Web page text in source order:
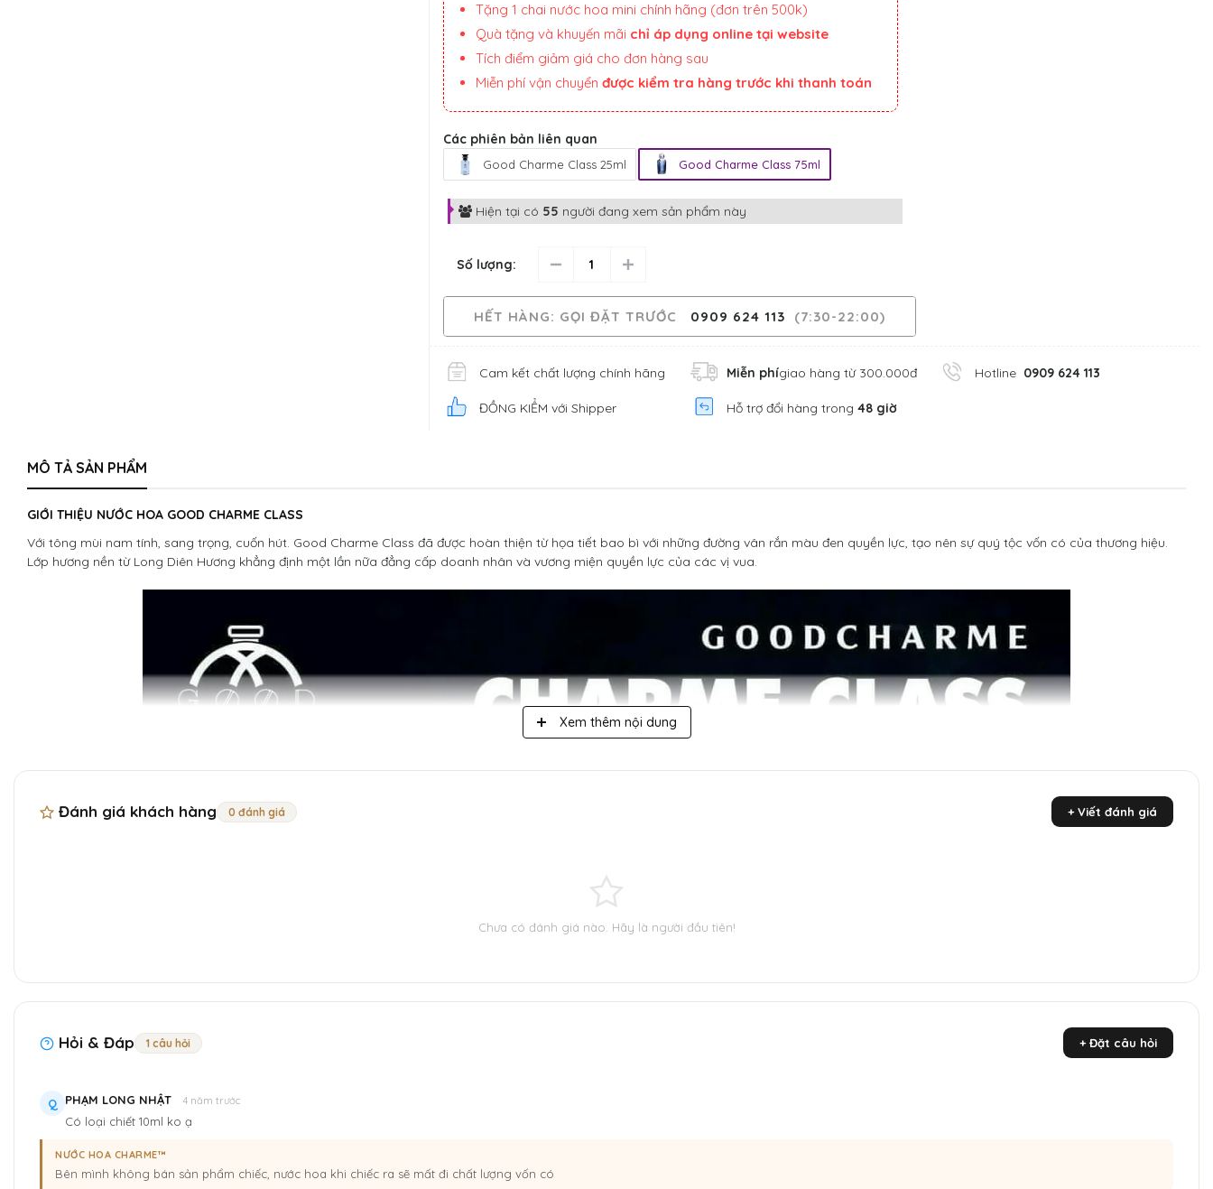
Tặng 1 chai nước hoa mini chính hãng (đơn trên 500k)
Quà tặng và khuyến mãi chỉ áp dụng online tại website
Tích điểm giảm giá cho đơn hàng sau
Miễn phí vận chuyển được kiểm tra hàng trước khi thanh toán
Các phiên bản liên quan
Good Charme Class 25ml Good Charme Class 75ml
Hiện tại có 55 người đang xem sản phẩm này
Số lượng:
HẾT HÀNG: GỌI ĐẶT TRƯỚC 0909 624 113 (7:30-22:00)
Cam kết chất lượng chính hãng Miễn phígiao hàng từ 300.000đ Hotline 0909 624 113
ĐỒNG KIỂM với Shipper Hỗ trợ đổi hàng trong48 giờ
MÔ TẢ SẢN PHẨM
GIỚI THIỆU NƯỚC HOA GOOD CHARME CLASS
Với tông mùi nam tính, sang trọng, cuốn hút. Good Charme Class đã được hoàn thiện từ họa tiết bao bì với những đường vân rắn màu đen quyền lực, tạo nên sự quý tộc vốn có của thương hiệu.
Lớp hương nền từ Long Diên Hương khẳng định một lần nữa đẳng cấp doanh nhân và vương miện quyền lực của các vị vua.
Xem thêm nội dung
Đánh giá khách hàng 0 đánh giá + Viết đánh giá
Chưa có đánh giá nào. Hãy là người đầu tiên!
Hỏi & Đáp 1 câu hỏi + Đặt câu hỏi
Q PHẠM LONG NHẬT 4 năm trước
Có loại chiết 10ml ko ạ
NƯỚC HOA CHARME™
Bên mình không bán sản phẩm chiếc, nước hoa khi chiếc ra sẽ mất đi chất lượng vốn có